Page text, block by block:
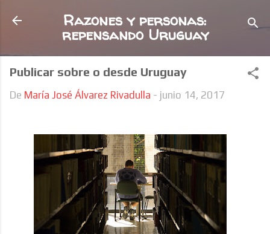
Ir al contenido principal
Razones y personas:
repensando Uruguay
Publicar sobre o desde Uruguay
De María José Álvarez Rivadulla - junio 14, 2017